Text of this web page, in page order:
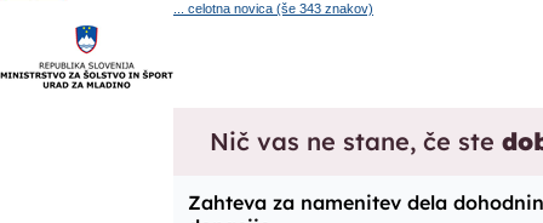
... celotna novica (še 343 znakov)